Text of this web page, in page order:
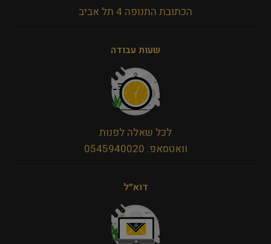
הכתובת התנופה 4 תל אביב
שעות עבודה
לכל שאלה לפנות
וואטסאפ: 0545940020
דוא״ל